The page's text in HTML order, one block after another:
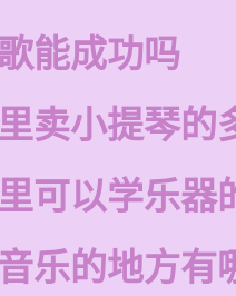
能成功吗
卖小提琴的
可以学乐器
乐的地方有